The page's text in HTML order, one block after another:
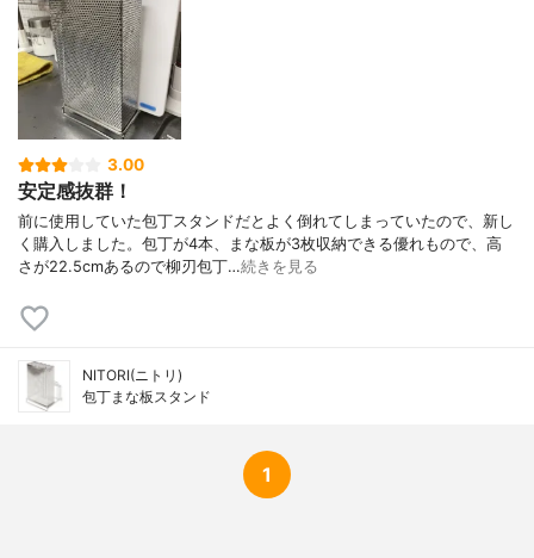
3.00
安定感抜群！
前に使用していた包丁スタンドだとよく倒れてしまっていたので、新し
く購入しました。包丁が4本、まな板が3枚収納できる優れもので、高
さが22.5cmあるので柳刃包丁…続きを見る
NITORI(ニトリ)
包丁まな板スタンド
1